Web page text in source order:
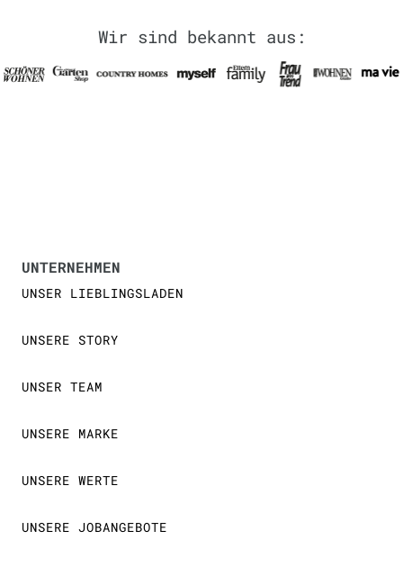
Wir sind bekannt aus:
UNTERNEHMEN
UNSER LIEBLINGSLADEN
UNSERE STORY
UNSER TEAM
UNSERE MARKE
UNSERE WERTE
UNSERE JOBANGEBOTE